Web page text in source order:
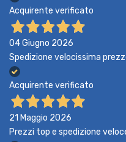
Acquirente verificato
04 Giugno 2026
Spedizione velocissima
Acquirente verificato
21 Maggio 2026
Prezzi top e spedizione